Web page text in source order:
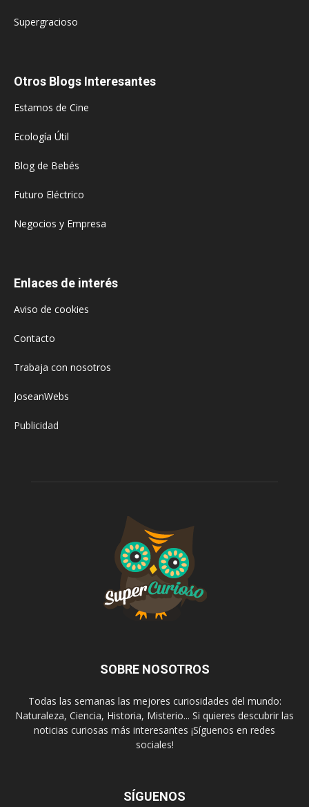
Supergracioso
Otros Blogs Interesantes
Estamos de Cine
Ecología Útil
Blog de Bebés
Futuro Eléctrico
Negocios y Empresa
Enlaces de interés
Aviso de cookies
Contacto
Trabaja con nosotros
JoseanWebs
Publicidad
SOBRE NOSOTROS
Todas las semanas las mejores curiosidades del mundo:
Naturaleza, Ciencia, Historia, Misterio... Si quieres descubrir las
noticias curiosas más interesantes ¡Síguenos en redes
sociales!
SÍGUENOS